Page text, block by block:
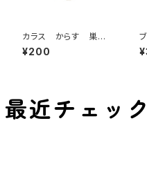
カラス からす 巣
鳥 ハンガー ヘアゴ
ム
¥200
最近チェッ